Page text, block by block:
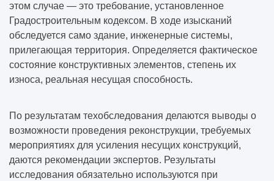
этом случае — это требование, установленное
Градостроительным кодексом. В ходе изысканий
обследуется само здание, инженерные системы,
прилегающая территория. Определяется фактическое
состояние конструктивных элементов, степень их
износа, реальная несущая способность.
По результатам техобследования делаются выводы о
возможности проведения реконструкции, требуемых
мероприятиях для усиления несущих конструкций,
даются рекомендации экспертов. Результаты
исследования обязательно используются при